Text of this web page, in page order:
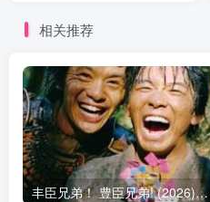
相关推荐
丰臣兄弟！ 豊臣兄弟! (2026)在线播放 更新29